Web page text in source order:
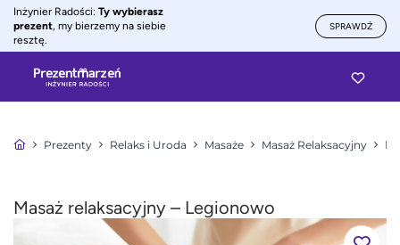
Inżynier Radości: Ty wybierasz
prezent, my bierzemy na siebie
resztę.
SPRAWDŹ
Prezenty Relaks i Uroda Masaże Masaż Relaksacyjny
Masaż relaksacyjny – Legionowo